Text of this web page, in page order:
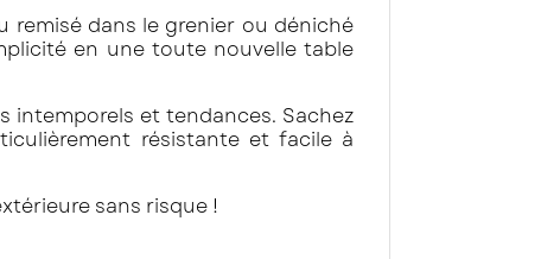
remisé dans le grenier ou déniché
en une toute nouvelle table
intemporels et tendances. Sachez
résistante et facile à
sans risque !